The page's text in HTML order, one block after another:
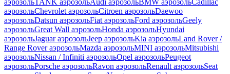
аэрозольTANK аэрозольAudi аэрозольBMW аэрозольCadillac
аэрозольChevrolet аэрозольCitroen аэрозольDaewoo
аэрозольDatsun аэрозольFiat аэрозольFord аэрозольGeely
аэрозольGreat Wall аэрозольHonda аэрозольHyundai
аэрозольJaguar аэрозольJeep аэрозольKia аэрозольLand Rover /
Range Rover аэрозольMazda аэрозольMINI аэрозольMitsubishi
аэрозольNissan / Infiniti аэрозольOpel аэрозольPeugeot
аэрозольPorsche аэрозольRavon аэрозольRenault аэрозольSeat